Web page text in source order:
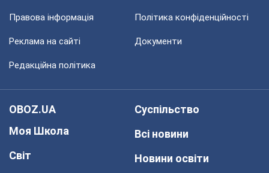
Правова інформація Політика конфіденційності
Реклама на сайті Документи
Редакційна політика
OBOZ.UA
Моя Школа
Світ
Суспільство
Всі новини
Новини освіти